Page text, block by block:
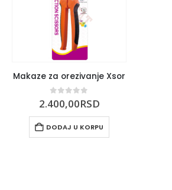
Makaze za orezivanje Xsor
0out of 5
2.400,00RSD
DODAJ U KORPU